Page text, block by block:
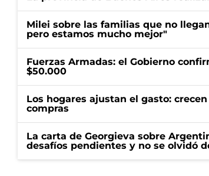
Milei sobre las familias que no
pero estamos mucho mejor"
Fuerzas Armadas: el Gobierno
$50.000
Los hogares ajustan el gasto:
compras
La carta de Georgieva sobre
desafíos pendientes y no se olvidó